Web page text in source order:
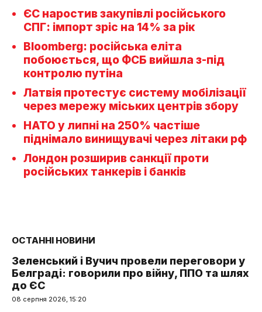
ЄС наростив закупівлі російського
СПГ: імпорт зріс на 14% за рік
Bloomberg: російська еліта
побоюється, що ФСБ вийшла з-під
контролю путіна
Латвія протестує систему мобілізації
через мережу міських центрів збору
НАТО у липні на 250% частіше
піднімало винищувачі через літаки рф
Лондон розширив санкції проти
російських танкерів і банків
ОСТАННІ НОВИНИ
Зеленський і Вучич провели переговори у
Белграді: говорили про війну, ППО та шлях
до ЄС
08 серпня 2026, 15:20